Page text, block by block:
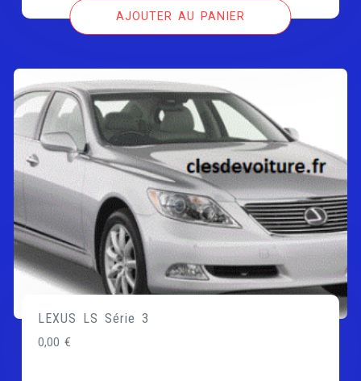
AJOUTER AU PANIER
LEXUS LS Série 3
0,00€